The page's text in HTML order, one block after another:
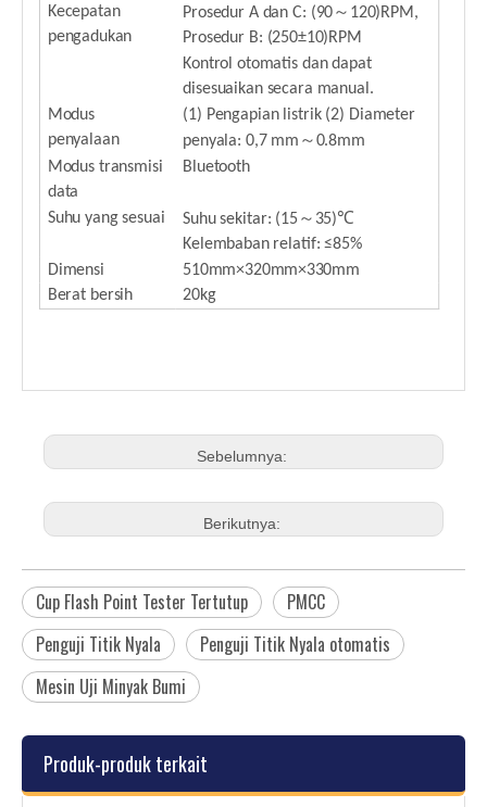
Kecepatan
pengadukan
Prosedur A dan C: (90～ 120)RPM,
Prosedur B: (250±10)RPM
Kontrol otomatis dan dapat
disesuaikan secara manual.
Modus
penyalaan
(1) Pengapian listrik (2) Diameter
penyala: 0,7 mm ～0.8mm
Modus transmisi
data
Bluetooth
Suhu yang sesuai Suhu sekitar: (15～ 35)℃
Kelembaban relatif: ≤85%
Dimensi
510mm×320mm×330mm
Berat bersih
20kg
Sebelumnya:
Berikutnya:
Cup Flash Point Tester Tertutup
PMCC
Penguji Titik Nyala
Penguji Titik Nyala otomatis
Mesin Uji Minyak Bumi
Produk-produk terkait